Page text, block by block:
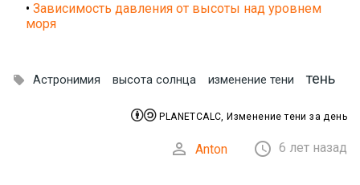
• Зависимость давления от высоты над уровнем
моря
 Астронимия высота солнца изменение тени тень
 PLANETCALC, Изменение тени за день
 Anton  6 лет назад